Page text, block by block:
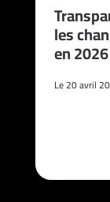
les
en 2026
Le 20 avril